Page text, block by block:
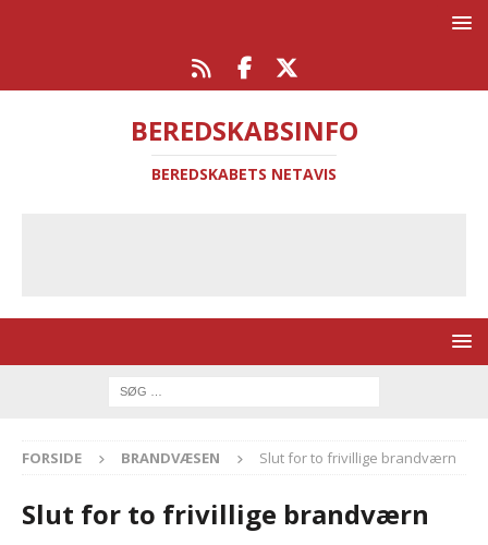
BEREDSKABSINFO
BEREDSKABETS NETAVIS
FORSIDE BRANDVÆSEN Slut for to frivillige brandværn
Slut for to frivillige brandværn